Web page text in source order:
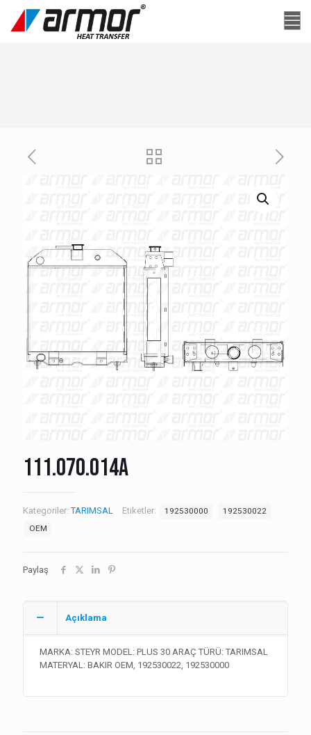
111.070.014A
Kategoriler:TARIMSAL Etiketler: 192530000
192530022
OEM
Paylaş
Açıklama
MARKA: STEYR MODEL: PLUS 30 ARAÇ TÜRÜ: TARIMSAL
MATERYAL: BAKIR OEM, 192530022, 192530000